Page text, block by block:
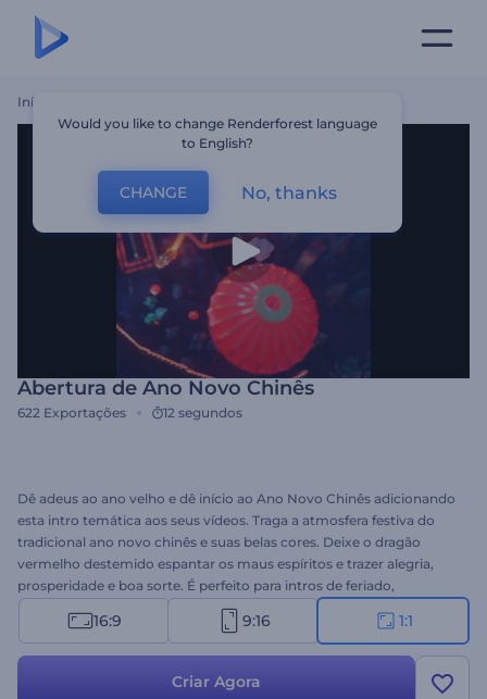
Início
Abertura de Ano Novo Chinês
622 Exportações 12 segundos
Dê adeus ao ano velho e dê início ao Ano Novo Chinês adicionando
esta intro temática aos seus vídeos. Traga a atmosfera festiva do
tradicional ano novo chinês e suas belas cores. Deixe o dragão
vermelho destemido espantar os maus espíritos e trazer alegria,
prosperidade e boa sorte. É perfeito para intros de feriado,
saudações, aberturas de apresentações e muito mais. Chegou a
hora de criar sua intro impressionante - experimente!
16:9 9:16 1:1
Criar Agora
Would you like to change Renderforest language
to English?
CHANGE No, thanks